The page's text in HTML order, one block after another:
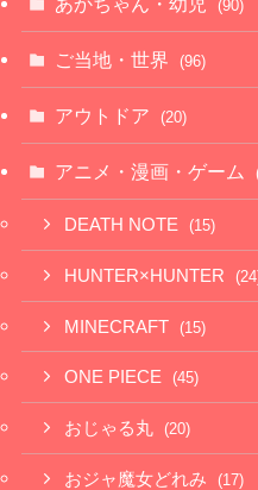
(90)
ご当地・世界 (96)
アウトドア (20)
アニメ・漫画・ゲーム
DEATH NOTE (15)
HUNTER×HUNTER
MINECRAFT (15)
ONE PIECE (45)
おじゃる丸 (20)
おジャ魔女どれみ (17)